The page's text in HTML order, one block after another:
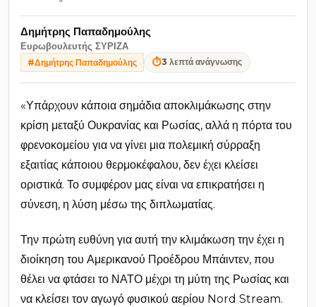
Δημήτρης Παπαδημούλης
Ευρωβουλευτής ΣΥΡΙΖΑ
#Δημήτρης Παπαδημούλης ⏱3 λεπτά ανάγνωσης
«Υπάρχουν κάποια σημάδια αποκλιμάκωσης στην
κρίση μεταξύ Ουκρανίας και Ρωσίας, αλλά η πόρτα του
φρενοκομείου για να γίνει μια πολεμική σύρραξη
εξαιτίας κάποιου θερμοκέφαλου, δεν έχει κλείσει
οριστικά. Το συμφέρον μας είναι να επικρατήσει η
σύνεση, η λύση μέσω της διπλωματίας.
Την πρώτη ευθύνη για αυτή την κλιμάκωση την έχει η
διοίκηση του Αμερικανού Προέδρου Μπάιντεν, που
θέλει να φτάσει το ΝΑΤΟ μέχρι τη μύτη της Ρωσίας και
να κλείσει τον αγωγό φυσικού αερίου Nord Stream.